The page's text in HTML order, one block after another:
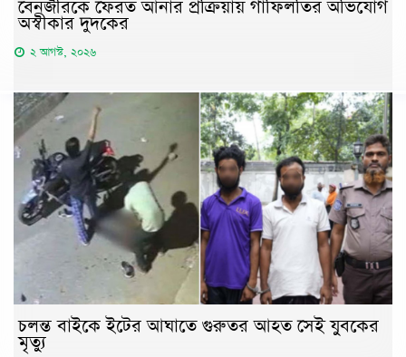
বেনজীরকে ফেরত আনার প্রক্রিয়ায় গাফিলতির অভিযোগ
অস্বীকার দুদকের
২ আগস্ট, ২০২৬
চলন্ত বাইকে ইটের আঘাতে গুরুতর আহত সেই যুবকের
মৃত্যু